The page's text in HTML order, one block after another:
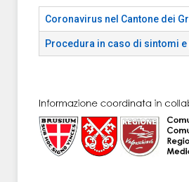
Coronavirus nel Cantone dei
Procedura in caso di sintomi